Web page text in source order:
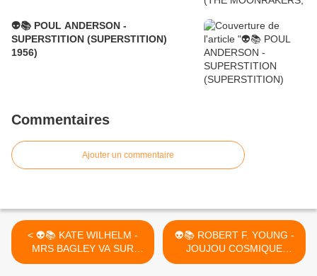
👽📚 POUL ANDERSON -
SUPERSTITION (SUPERSTITION)
1956)
Commentaires
Ajouter un commentaire
< 👽📚 KATE WILHELM -
MRS BAGLEY VA SUR
MARS (MRS BAGLEY
👽📚 ROBERT F. YOUNG -
JOUJOU COSMIQUE
(TINKERBOY, 1974) >